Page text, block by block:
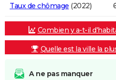
Taux de chômage (2022)
Combien y a-t-il
Quelle est la ville la
A ne pas manquer